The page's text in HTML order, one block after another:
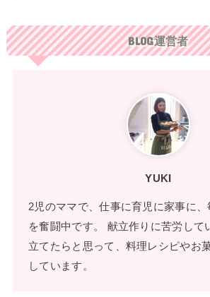
BLOG運営者
YUKI
2児のママで、仕事に育児に家事に、
を奮闘中です。 献立作りに苦労して
立てたらと思って、料理レシピやお
しています。